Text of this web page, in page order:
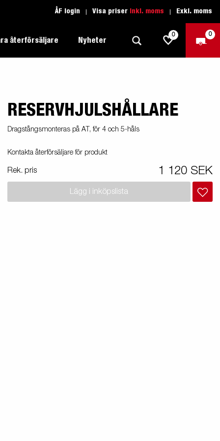
ÅF login Visa priser Inkl. moms Exkl. moms
Produktguide Allround
Produktguide Båt
Produktguide Vattensport
Produktguide Entreprenad
Trafikskolan
Teckenförklaring open
Reservdelssök
1205 Limited Edition
Inredda släpvagnar
LED-lampor
i
återförsäljare Nyheter
0 0
RESERVHJULSHÅLLARE
Dragstångsmonteras på AT, för 4 och 5-håls
Kontakta återförsäljare för produkt
Rek. pris 1 120 SEK
Lägg i inköpslista